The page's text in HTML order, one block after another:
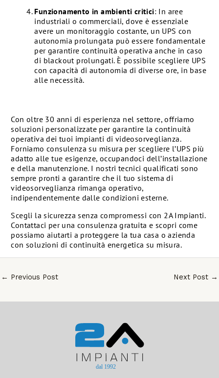
Funzionamento in ambienti critici: In aree
industriali o commerciali, dove è essenziale
avere un monitoraggio costante, un UPS con
autonomia prolungata può essere fondamentale
per garantire continuità operativa anche in caso
di blackout prolungati. È possibile scegliere UPS
con capacità di autonomia di diverse ore, in base
alle necessità.
Con oltre 30 anni di esperienza nel settore, offriamo
soluzioni personalizzate per garantire la continuità
operativa dei tuoi impianti di videosorveglianza.
Forniamo consulenza su misura per scegliere l’UPS più
adatto alle tue esigenze, occupandoci dell’installazione
e della manutenzione. I nostri tecnici qualificati sono
sempre pronti a garantire che il tuo sistema di
videosorveglianza rimanga operativo,
indipendentemente dalle condizioni esterne.
Scegli la sicurezza senza compromessi con 2A Impianti.
Contattaci per una consulenza gratuita e scopri come
possiamo aiutarti a proteggere la tua casa o azienda
con soluzioni di continuità energetica su misura.
← Previous Post Next Post →